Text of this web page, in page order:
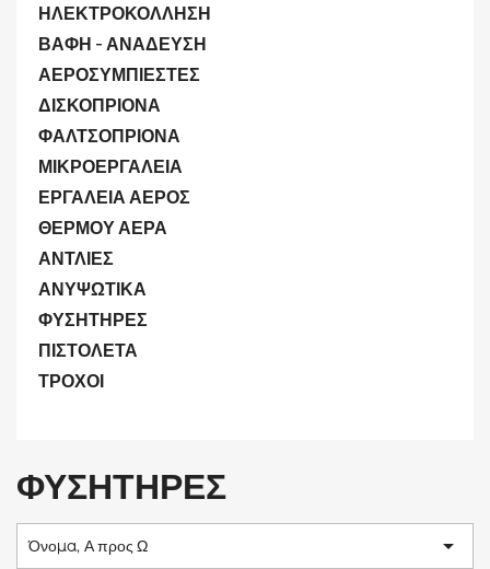
ΗΛΕΚΤΡΟΚΟΛΛΗΣΗ
ΒΑΦΗ - ΑΝΑΔΕΥΣΗ
ΑΕΡΟΣΥΜΠΙΕΣΤΕΣ
ΔΙΣΚΟΠΡΙΟΝΑ
ΦΑΛΤΣΟΠΡΙΟΝΑ
ΜΙΚΡΟΕΡΓΑΛΕΙΑ
ΕΡΓΑΛΕΙΑ ΑΕΡΟΣ
ΘΕΡΜΟΥ ΑΕΡΑ
ΑΝΤΛΙΕΣ
ΑΝΥΨΩΤΙΚΑ
ΦΥΣΗΤΗΡΕΣ
ΠΙΣΤΟΛΕΤΑ
ΤΡΟΧΟΙ
ΦΥΣΗΤΗΡΕΣ
Όνομα, Α προς Ω 